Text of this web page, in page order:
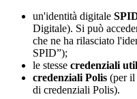
un'identità digitale
Digitale). Si può
che ne ha rilasciato
SPID”);
le stesse credenziali
credenziali Polis (per il
di credenziali Polis).